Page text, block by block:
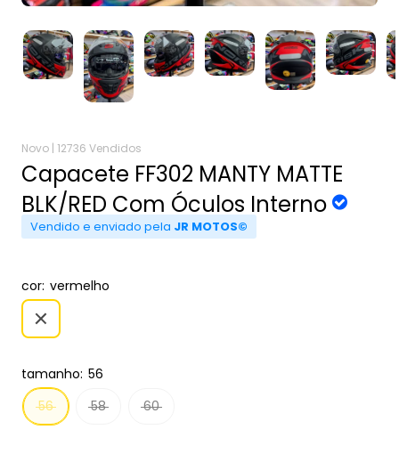
Novo | 12736 Vendidos
Capacete FF302 MANTY MATTE
BLK/RED Com Óculos Interno
Vendido e enviado pela JR MOTOS©
cor: vermelho
tamanho: 56
56
58 60